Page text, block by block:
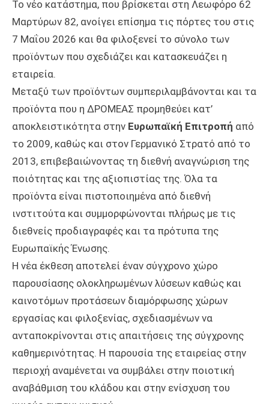
Το νέο κατάστημα, που βρίσκεται στη Λεωφόρο 62
Μαρτύρων 82, ανοίγει επίσημα τις πόρτες του στις
7 Μαΐου 2026 και θα φιλοξενεί το σύνολο των
προϊόντων που σχεδιάζει και κατασκευάζει η
εταιρεία.
Μεταξύ των προϊόντων συμπεριλαμβάνονται και τα
προϊόντα που η ΔΡΟΜΕΑΣ προμηθεύει κατ’
αποκλειστικότητα στην Ευρωπαϊκή Επιτροπή από
το 2009, καθώς και στον Γερμανικό Στρατό από το
2013, επιβεβαιώνοντας τη διεθνή αναγνώριση της
ποιότητας και της αξιοπιστίας της. Όλα τα
προϊόντα είναι πιστοποιημένα από διεθνή
ινστιτούτα και συμμορφώνονται πλήρως με τις
διεθνείς προδιαγραφές και τα πρότυπα της
Ευρωπαϊκής Ένωσης.
Η νέα έκθεση αποτελεί έναν σύγχρονο χώρο
παρουσίασης ολοκληρωμένων λύσεων καθώς και
καινοτόμων προτάσεων διαμόρφωσης χώρων
εργασίας και φιλοξενίας, σχεδιασμένων να
ανταποκρίνονται στις απαιτήσεις της σύγχρονης
καθημερινότητας. Η παρουσία της εταιρείας στην
περιοχή αναμένεται να συμβάλει στην ποιοτική
αναβάθμιση του κλάδου και στην ενίσχυση του